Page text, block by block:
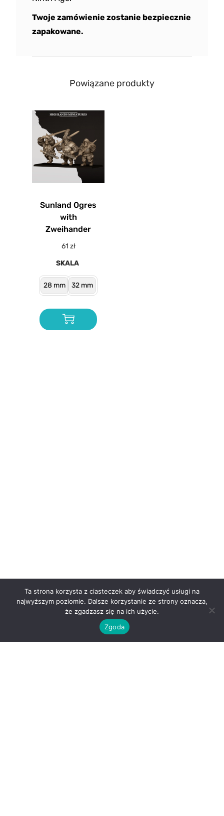
Twoje zamówienie zostanie bezpiecznie
zapakowane.
Powiązane produkty
Sunland Ogres
with
Zweihander
61 zł
SKALA
28 mm 32 mm
Ta strona korzysta z ciasteczek aby świadczyć usługi na
najwyższym poziomie. Dalsze korzystanie ze strony oznacza,
że zgadzasz się na ich użycie.
Zgoda